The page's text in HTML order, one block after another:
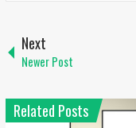
Next
Newer Post
Related Posts